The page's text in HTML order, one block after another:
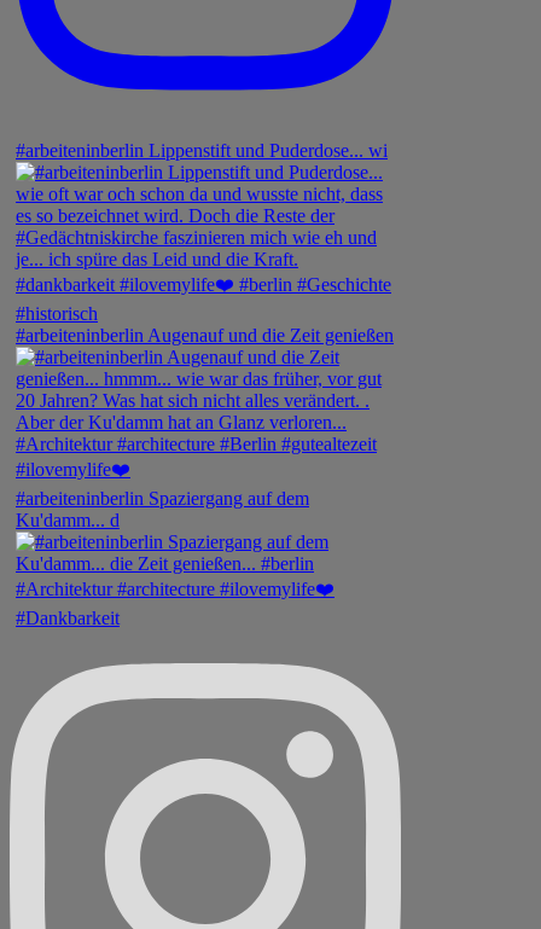
#arbeiteninberlin Lippenstift und Puderdose... wi
#arbeiteninberlin Augenauf und die Zeit genießen
#arbeiteninberlin Spaziergang auf dem
Ku'damm... d